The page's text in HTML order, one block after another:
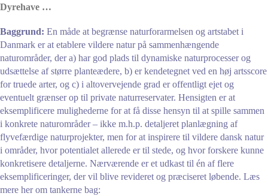
Dyrehave …
Baggrund: En måde at begrænse naturforarmelsen og artstabet i
Danmark er at etablere vildere natur på sammenhængende
naturområder, der a) har god plads til dynamiske naturprocesser og
udsættelse af større planteædere, b) er kendetegnet ved en høj artsscore
for truede arter, og c) i altovervejende grad er offentligt ejet og
eventuelt grænser op til private naturreservater. Hensigten er at
eksemplificere mulighederne for at få disse hensyn til at spille sammen
i konkrete naturområder – ikke m.h.p. detaljeret planlægning af
flyvefærdige naturprojekter, men for at inspirere til vildere dansk natur
i områder, hvor potentialet allerede er til stede, og hvor forskere kunne
konkretisere detaljerne. Nærværende er et udkast til én af flere
eksemplificeringer, der vil blive revideret og præciseret løbende. Læs
mere her om tankerne bag: